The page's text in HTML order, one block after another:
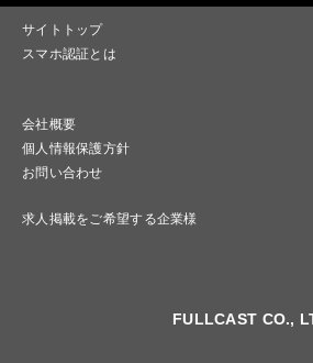
サイトトップ
スマホ認証とは
会社概要
個人情報保護方針
お問い合わせ
求人掲載をご希望する企業様
FULLCAST CO.,